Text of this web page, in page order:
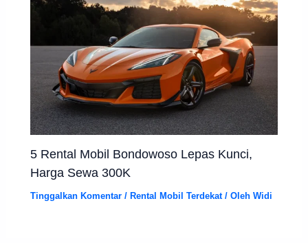
5 Rental Mobil Bondowoso Lepas Kunci,
Harga Sewa 300K
Tinggalkan Komentar / Rental Mobil Terdekat/ OlehWidi